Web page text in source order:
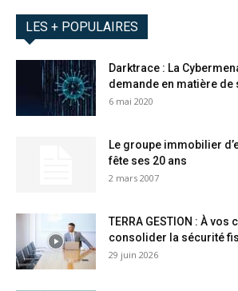
LES + POPULAIRES
Darktrace : La
demande en matière de
6 mai 2020
Le groupe immobilier
fête ses 20 ans
2 mars 2007
TERRA GESTION : À vos
consolider la sécurité
29 juin 2026